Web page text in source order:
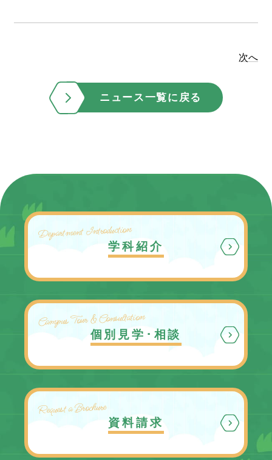
次へ
ニュース一覧に戻る
Department Introduction
学科紹介
Campus Tour & Consultation
個別見学･相談
Request a Brochure
資料請求